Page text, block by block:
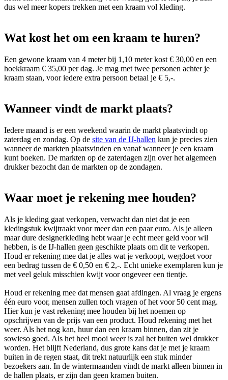
dus wel meer kopers trekken met een kraam vol kleding.
Wat kost het om een kraam te huren?
Een gewone kraam van 4 meter bij 1,10 meter kost € 30,00 en een
hoekkraam € 35,00 per dag. Je mag met twee personen achter je
kraam staan, voor iedere extra persoon betaal je € 5,-.
Wanneer vindt de markt plaats?
Iedere maand is er een weekend waarin de markt plaatsvindt op
zaterdag en zondag. Op de site van de IJ-hallen kun je precies zien
wanneer de markten plaatsvinden en vanaf wanneer je een kraam
kunt boeken. De markten op de zaterdagen zijn over het algemeen
drukker bezocht dan de markten op de zondagen.
Waar moet je rekening mee houden?
Als je kleding gaat verkopen, verwacht dan niet dat je een
kledingstuk kwijtraakt voor meer dan een paar euro. Als je alleen
maar dure designerkleding hebt waar je echt meer geld voor wil
hebben, is de IJ-hallen geen geschikte plaats om dit te verkopen.
Houd er rekening mee dat je alles wat je verkoopt, wegdoet voor
een bedrag tussen de € 0,50 en € 2,-. Echt unieke exemplaren kun je
met veel geluk misschien kwijt voor ongeveer een tientje.
Houd er rekening mee dat mensen gaat afdingen. Al vraag je ergens
één euro voor, mensen zullen toch vragen of het voor 50 cent mag.
Hier kun je vast rekening mee houden bij het noemen op
opschrijven van de prijs van een product. Houd rekening met het
weer. Als het nog kan, huur dan een kraam binnen, dan zit je
sowieso goed. Als het heel mooi weer is zal het buiten wel drukker
worden. Het blijft Nederland, dus grote kans dat je met je kraam
buiten in de regen staat, dit trekt natuurlijk een stuk minder
bezoekers aan. In de wintermaanden vindt de markt alleen binnen in
de hallen plaats, er zijn dan geen kramen buiten.